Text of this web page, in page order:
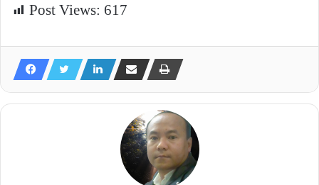
Post Views: 617